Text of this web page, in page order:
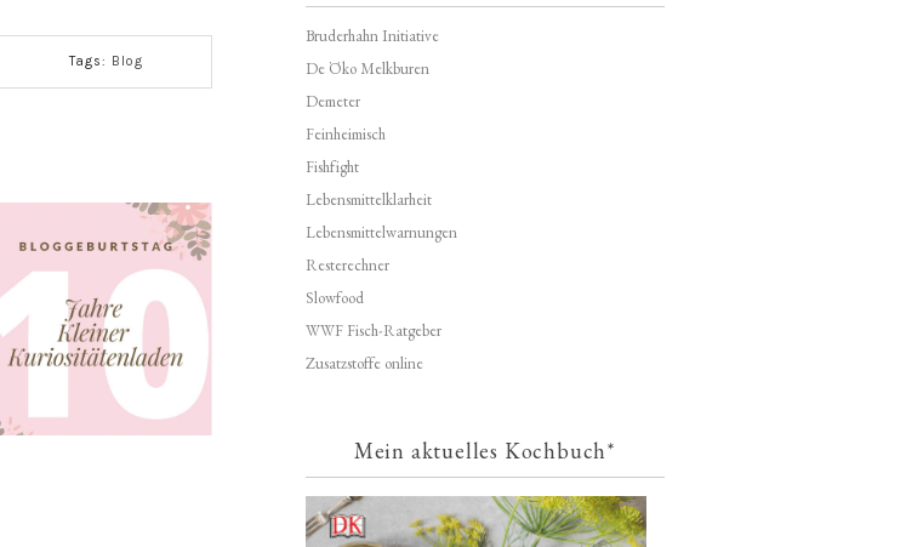
Tags: Blog
Bruderhahn Initiative
De Öko Melkburen
Demeter
Feinheimisch
Fishfight
Lebensmittelklarheit
Lebensmittelwarnungen
Resterechner
Slowfood
WWF Fisch-Ratgeber
Zusatzstoffe online
Mein aktuelles Kochbuch*